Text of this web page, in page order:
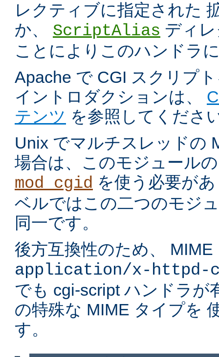
レクティブに指定された
か、 ScriptAlias ディ
ことによりこのハンドラ
Apache で CGI スクリプ
イントロダクションは、
テンツ を参照してくださ
Unix でマルチスレッドの
場合は、このモジュール
mod_cgid を使う必要が
ベルではこの二つのモジ
同一です。
後方互換性のため、
application/x-httpd-
でも cgi-script ハンドラが
の特殊な MIME タイプを
す。